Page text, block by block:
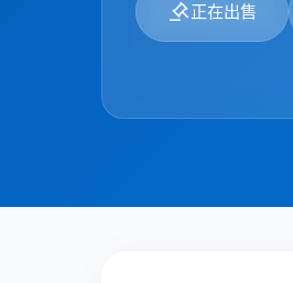
正在出售